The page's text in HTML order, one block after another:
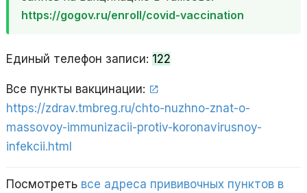
https://gogov.ru/enroll/covid-vaccination
Единый телефон записи: 122
Все пункты вакцинации:
https://zdrav.tmbreg.ru/chto-nuzhno-znat-o-
massovoy-immunizacii-protiv-koronavirusnoy-
infekcii.html
Посмотреть все адреса прививочных пунктов в